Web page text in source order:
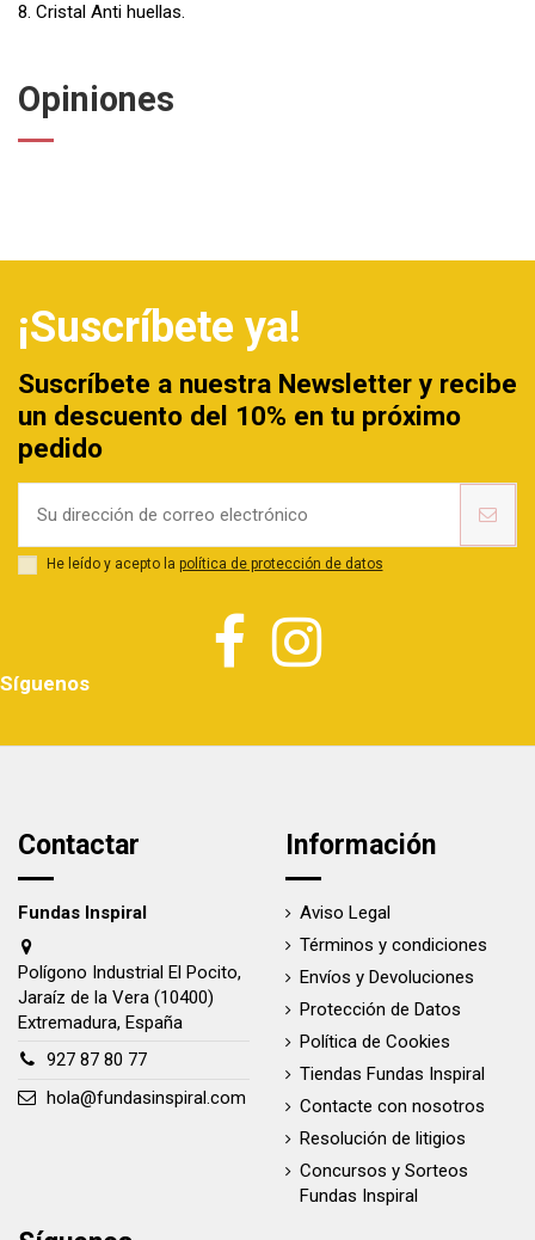
8. Cristal Anti huellas.
Opiniones
¡Suscríbete ya!
Suscríbete a nuestra Newsletter y recibe
un descuento del 10% en tu próximo
pedido
He leído y acepto la política de protección de datos
Síguenos
Contactar
Fundas Inspiral
Polígono Industrial El Pocito,
Jaraíz de la Vera (10400)
Extremadura, España
927 87 80 77
hola@fundasinspiral.com
Información
Aviso Legal
Términos y condiciones
Envíos y Devoluciones
Protección de Datos
Política de Cookies
Tiendas Fundas Inspiral
Contacte con nosotros
Resolución de litigios
Concursos y Sorteos
Fundas Inspiral